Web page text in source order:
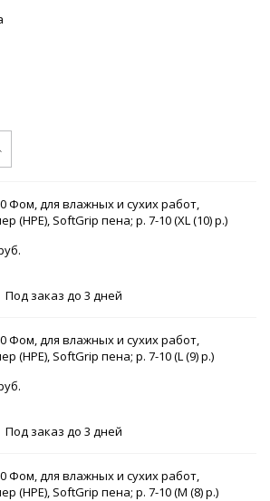
Фом, для влажных и сухих работ,
(HPE), SoftGrip пена; р. 7-10 (XL (10) р.)
Под заказ до 3 дней
Фом, для влажных и сухих работ,
(HPE), SoftGrip пена; р. 7-10 (L (9) р.)
Под заказ до 3 дней
Фом, для влажных и сухих работ,
(HPE), SoftGrip пена; р. 7-10 (M (8) р.)